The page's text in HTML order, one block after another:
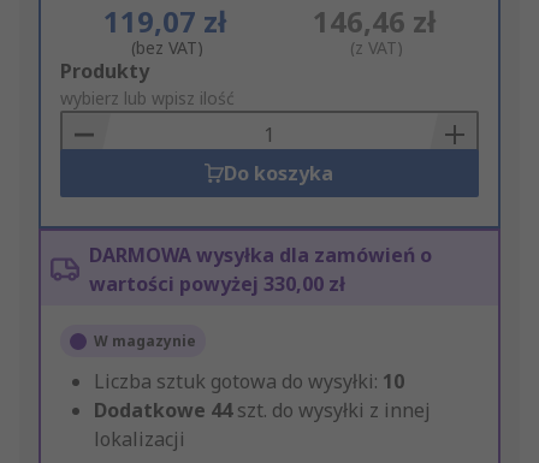
119,07 zł
(bez VAT)
146,46 zł
(z VAT)
Add
to
Basket
Produkty
wybierz lub wpisz ilość
Do koszyka
DARMOWA wysyłka dla zamówień o
wartości powyżej 330,00 zł
W magazynie
Liczba sztuk gotowa do wysyłki: 10
Dodatkowe 44szt. do wysyłki z innej
lokalizacji